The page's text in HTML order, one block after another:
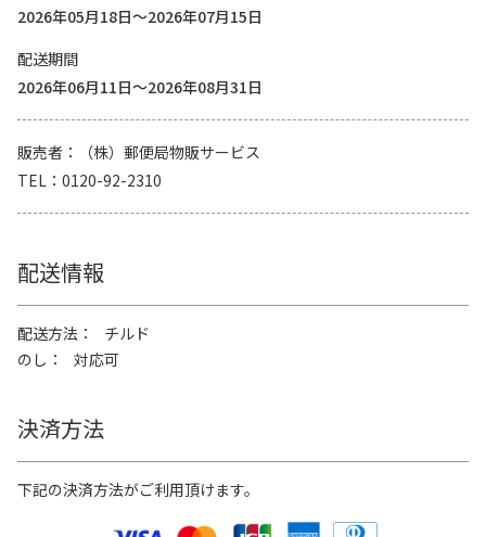
2026年05月18日～2026年07月15日
配送期間
2026年06月11日～2026年08月31日
販売者
（株）郵便局物販サービス
TEL
0120-92-2310
配送情報
配送方法
チルド
のし
対応可
決済方法
下記の決済方法がご利用頂けます。